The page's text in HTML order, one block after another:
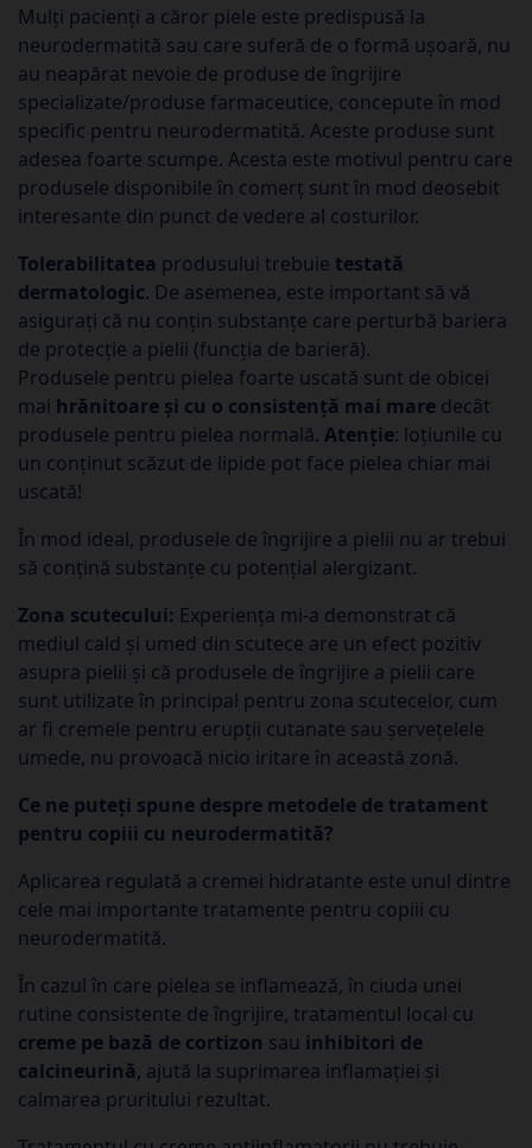
Mulți pacienți a căror piele este predispusă la
neurodermatită sau care suferă de o formă ușoară, nu
au neapărat nevoie de produse de îngrijire
specializate/produse farmaceutice, concepute în mod
specific pentru neurodermatită. Aceste produse sunt
adesea foarte scumpe. Acesta este motivul pentru care
produsele disponibile în comerț sunt în mod deosebit
interesante din punct de vedere al costurilor.
Tolerabilitatea produsului trebuie testată
dermatologic. De asemenea, este important să vă
asigurați că nu conțin substanțe care perturbă bariera
de protecție a pielii (funcția de barieră).
Produsele pentru pielea foarte uscată sunt de obicei
mai hrănitoare și cu o consistență mai mare decât
produsele pentru pielea normală. Atenție: loțiunile cu
un conținut scăzut de lipide pot face pielea chiar mai
uscată!
În mod ideal, produsele de îngrijire a pielii nu ar trebui
să conțină substanțe cu potențial alergizant.
Zona scutecului: Experiența mi-a demonstrat că
mediul cald și umed din scutece are un efect pozitiv
asupra pielii și că produsele de îngrijire a pielii care
sunt utilizate în principal pentru zona scutecelor, cum
ar fi cremele pentru erupții cutanate sau șervețelele
umede, nu provoacă nicio iritare în această zonă.
Ce ne puteți spune despre metodele de tratament
pentru copiii cu neurodermatită?
Aplicarea regulată a cremei hidratante este unul dintre
cele mai importante tratamente pentru copiii cu
neurodermatită.
În cazul în care pielea se inflamează, în ciuda unei
rutine consistente de îngrijire, tratamentul local cu
creme pe bază de cortizon sau inhibitori de
calcineurină, ajută la suprimarea inflamației și
calmarea pruritului rezultat.